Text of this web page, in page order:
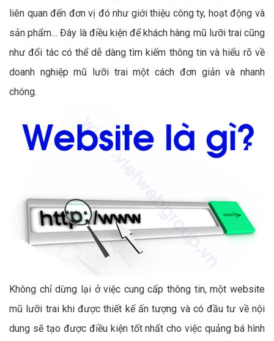
liên quan đến đơn vị đó như giới thiệu công ty, hoạt động và
sản phẩm… Đây là điều kiện để khách hàng mũ lưỡi trai cũng
như đối tác có thể dễ dàng tìm kiếm thông tin và hiểu rõ về
doanh nghiệp mũ lưỡi trai một cách đơn giản và nhanh
chóng.
Không chỉ dừng lại ở việc cung cấp thông tin, một website
mũ lưỡi trai khi được thiết kế ấn tượng và có đầu tư về nội
dung sẽ tạo được điều kiện tốt nhất cho việc quảng bá hình